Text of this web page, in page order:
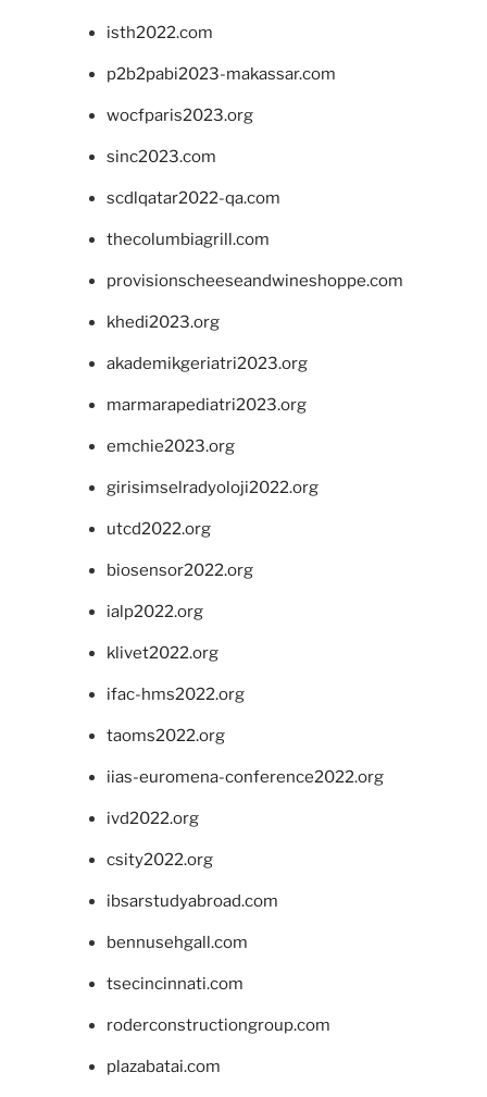
isth2022.com
p2b2pabi2023-makassar.com
wocfparis2023.org
sinc2023.com
scdlqatar2022-qa.com
thecolumbiagrill.com
provisionscheeseandwineshoppe.com
khedi2023.org
akademikgeriatri2023.org
marmarapediatri2023.org
emchie2023.org
girisimselradyoloji2022.org
utcd2022.org
biosensor2022.org
ialp2022.org
klivet2022.org
ifac-hms2022.org
taoms2022.org
iias-euromena-conference2022.org
ivd2022.org
csity2022.org
ibsarstudyabroad.com
bennusehgall.com
tsecincinnati.com
roderconstructiongroup.com
plazabatai.com